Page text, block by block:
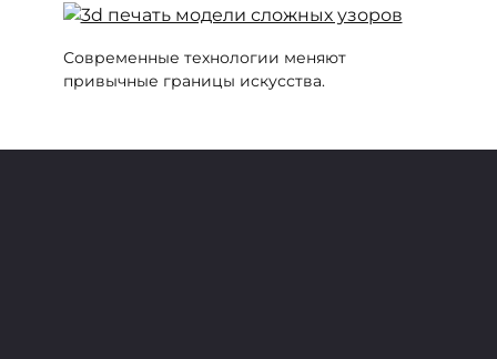
Современные технологии меняют
привычные границы искусства.